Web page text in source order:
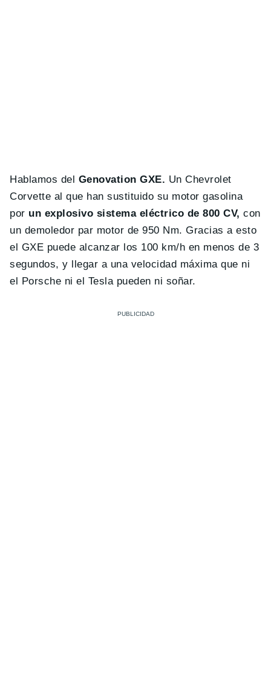
Hablamos del Genovation GXE. Un Chevrolet
Corvette al que han sustituido su motor gasolina
por un explosivo sistema eléctrico de 800 CV, con
un demoledor par motor de 950 Nm. Gracias a esto
el GXE puede alcanzar los 100 km/h en menos de 3
segundos, y llegar a una velocidad máxima que ni
el Porsche ni el Tesla pueden ni soñar.